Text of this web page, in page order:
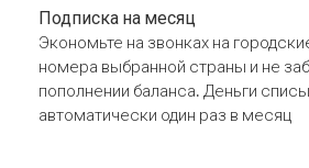
Подписка на месяц
Экономьте на звонках на
номера выбранной страны и не
пополнении баланса. Деньги
автоматически один раз в месяц